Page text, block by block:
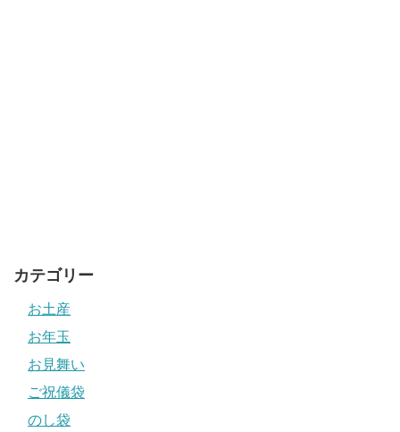
カテゴリー
お土産
お年玉
お見舞い
ご祝儀袋
のし袋